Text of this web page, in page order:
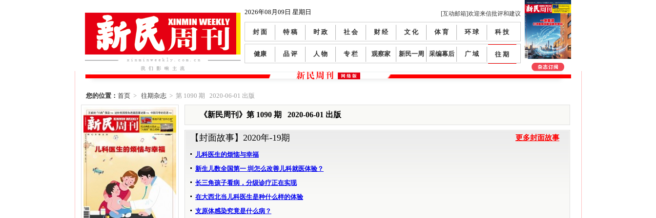
2026年08月09日 星期日 [互动邮箱]欢迎来信批评和建议
封 面 特 稿 时 政 社 会 财 经 文 化 体 育 环 球 科 技
健康 品 评 人 物 专 栏 观察家 新民一周 采编幕后 广 域 往 期
您的位置： 首页 > 往期杂志 > 第 1090 期 2020-06-01 出版
《新民周刊》第 1090 期 2020-06-01 出版
【封面故事】 2020年-19期 更多封面故事
儿科医生的烦恼与幸福
新生儿数全国第一 圳怎么改善儿科就医体验？
长三角孩子看病，分级诊疗正在实现
在大西北当儿科医生是种什么样的体验
支原体感染究竟是什么病？